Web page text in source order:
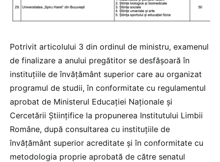
Potrivit articolului 3 din ordinul de ministru, examenul
de finalizare a anului pregătitor se desfășoară în
instituțiile de învățământ superior care au organizat
programul de studii, în conformitate cu regulamentul
aprobat de Ministerul Educației Naționale și
Cercetării Științifice la propunerea Institutului Limbii
Române, după consultarea cu instituțiile de
învățământ superior acreditate și în conformitate cu
metodologia proprie aprobată de către senatul